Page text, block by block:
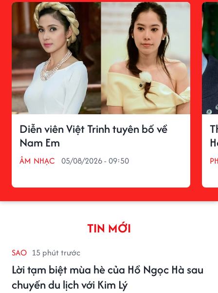
Diễn viên Việt Trinh tuyên bố về
Nam Em
ÂM NHẠC 05/08/2026 - 09:50
TIN MỚI
SAO 15 phút trước
Lời tạm biệt mùa hè của Hồ Ngọc Hà sau
chuyến du lịch với Kim Lý